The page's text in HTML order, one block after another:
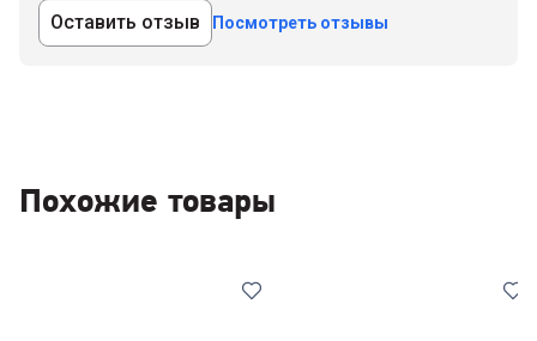
Оставить отзыв Посмотреть отзывы
Похожие товары